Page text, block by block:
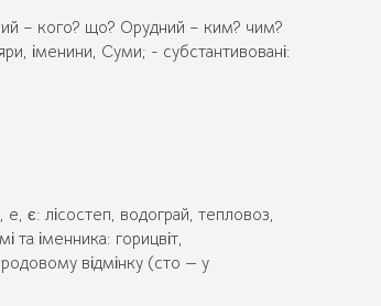
– кого? що? Орудний – ким? чим?
іменини, Суми; - субстантивовані:
є: лісостеп, водограй, тепловоз,
та іменника: горицвіт,
відмінку (сто — у